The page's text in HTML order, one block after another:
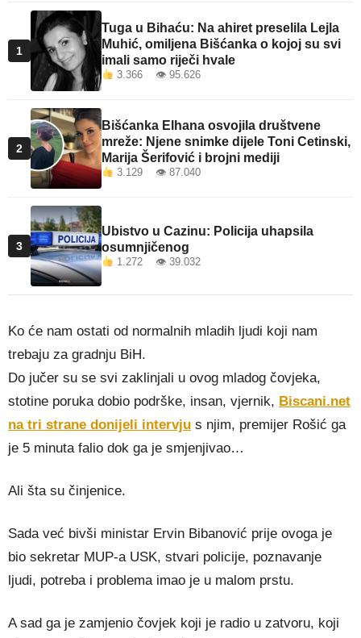
1
Tuga u Bihaću: Na ahiret preselila Lejla
Muhić, omiljena Bišćanka o kojoj su svi
imali samo riječi hvale
3.366 👁 95.626
2
Bišćanka Elhana osvojila društvene
mreže: Njene snimke dijele Toni Cetinski,
Marija Šerifović i brojni mediji
3.129 👁 87.040
3
Ubistvo u Cazinu: Policija uhapsila
osumnjičenog
1.272 👁 39.032
Ko će nam ostati od normalnih mladih ljudi koji nam
trebaju za gradnju BiH.
Do jučer su se svi zaklinjali u ovog mladog čovjeka,
stotine poruka dobio podrške, insan, vjernik, Biscani.net
na tri strane donijeli intervju s njim, premijer Rošić ga
je 5 minuta falio dok ga je smjenjivao…
Ali šta su činjenice.
Sada već bivši ministar Ervin Bibanović prije ovoga je
bio sekretar MUP-a USK, stvari policije, poznavanje
ljudi, potreba i problema imao je u malom prstu.
A sad ga je zamjenio čovjek koji je radio u zatvoru, koji